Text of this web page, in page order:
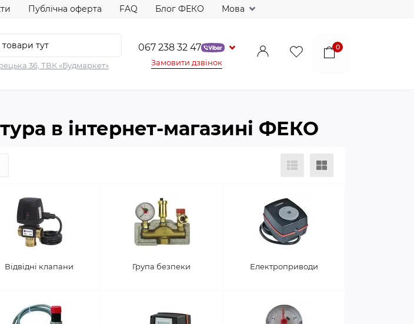
Публічна оферта FAQ Блог ФЕКО Мова
36, ТВК «Будмаркет»
067 238 32 47
Замовити дзвінок
0
в інтернет-магазині ФЕКО
Відвідні клапани Група безпеки Електроприводи